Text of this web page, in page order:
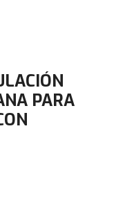
PARA